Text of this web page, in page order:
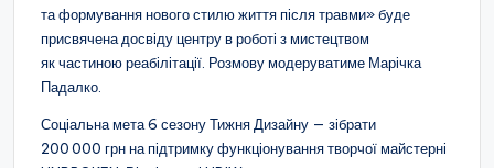
та формування нового стилю життя після травми» буде
присвячена досвіду центру в роботі з мистецтвом
як частиною реабілітації. Розмову модеруватиме Марічка
Падалко.
Соціальна мета 6 сезону Тижня Дизайну — зібрати
200 000 грн на підтримку функціонування творчої майстерні